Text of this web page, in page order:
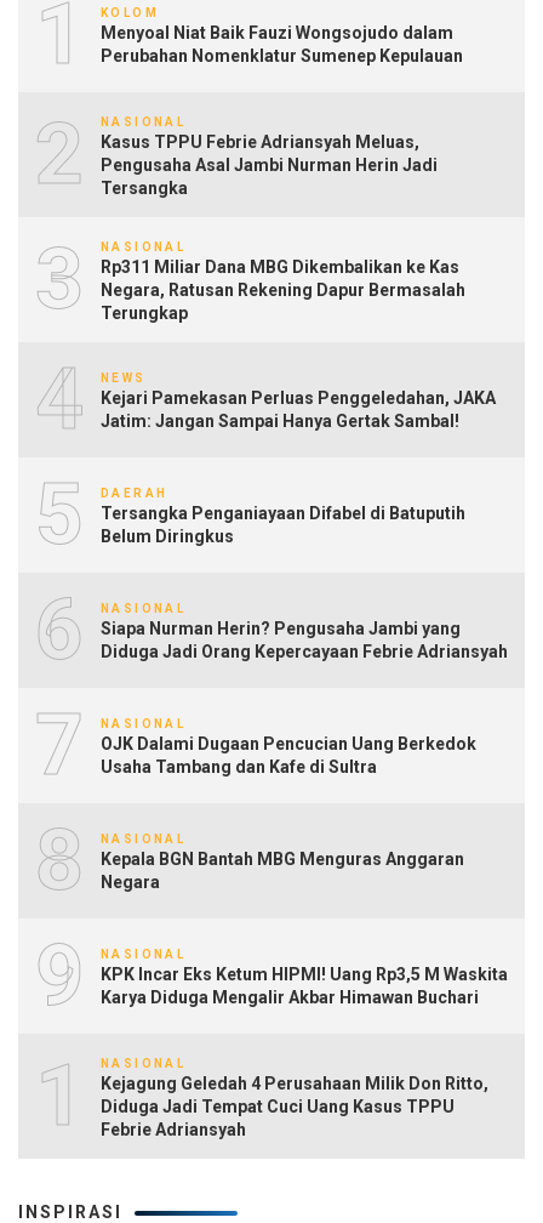
1 KOLOM
Menyoal Niat Baik Fauzi Wongsojudo dalam
Perubahan Nomenklatur Sumenep Kepulauan
2 NASIONAL
Kasus TPPU Febrie Adriansyah Meluas,
Pengusaha Asal Jambi Nurman Herin Jadi
Tersangka
3 NASIONAL
Rp311 Miliar Dana MBG Dikembalikan ke Kas
Negara, Ratusan Rekening Dapur Bermasalah
Terungkap
4 NEWS
Kejari Pamekasan Perluas Penggeledahan, JAKA
Jatim: Jangan Sampai Hanya Gertak Sambal!
5 DAERAH
Tersangka Penganiayaan Difabel di Batuputih
Belum Diringkus
6 NASIONAL
Siapa Nurman Herin? Pengusaha Jambi yang
Diduga Jadi Orang Kepercayaan Febrie Adriansyah
7 NASIONAL
OJK Dalami Dugaan Pencucian Uang Berkedok
Usaha Tambang dan Kafe di Sultra
8 NASIONAL
Kepala BGN Bantah MBG Menguras Anggaran
Negara
9 NASIONAL
KPK Incar Eks Ketum HIPMI! Uang Rp3,5 M Waskita
Karya Diduga Mengalir Akbar Himawan Buchari
10NASIONAL
Kejagung Geledah 4 Perusahaan Milik Don Ritto,
Diduga Jadi Tempat Cuci Uang Kasus TPPU
Febrie Adriansyah
INSPIRASI